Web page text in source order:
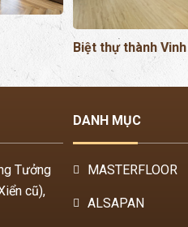
Biệt thự thành Vinh
Tưởng
cũ),
DANH MỤC
MASTERFLOOR
ALSAPAN